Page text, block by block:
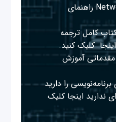
+Network راهنمای
کتاب کامل ترجمه
اینجا کلیک کنید.
مقدماتی آموزش
را دارید
نداریداینجا کلیک